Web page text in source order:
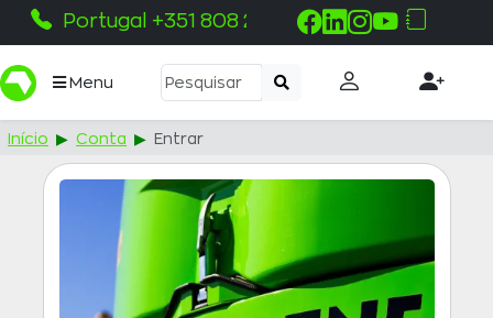
Portugal +351 808 215 115
Menu
Início Conta Entrar